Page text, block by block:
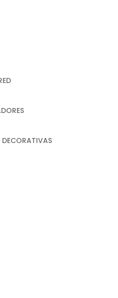
DECORATIVAS